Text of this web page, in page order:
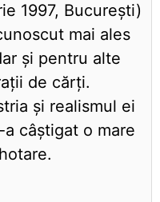
1997, București)
mai ales
și pentru alte
de cărți.
și realismul ei
câștigat o mare